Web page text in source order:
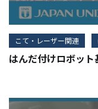
こて・レーザー関連
はんだ付けロボッ